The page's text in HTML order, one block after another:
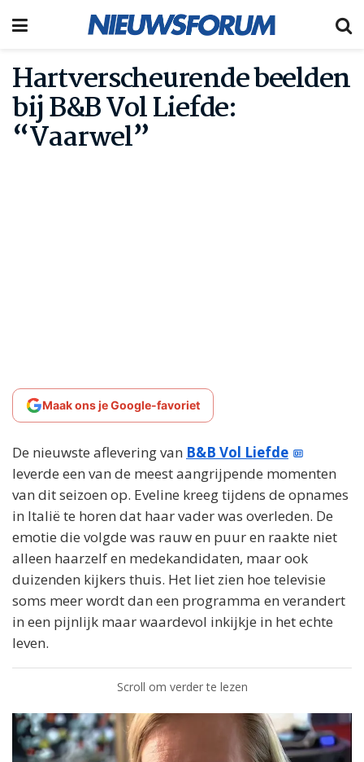
Hartverscheurende beelden
bij B&B Vol Liefde:
“Vaarwel”
Maak ons je Google-favoriet
De nieuwste aflevering van B&B Vol Liefde
leverde een van de meest aangrijpende momenten
van dit seizoen op. Eveline kreeg tijdens de opnames
in Italië te horen dat haar vader was overleden. De
emotie die volgde was rauw en puur en raakte niet
alleen haarzelf en medekandidaten, maar ook
duizenden kijkers thuis. Het liet zien hoe televisie
soms meer wordt dan een programma en verandert
in een pijnlijk maar waardevol inkijkje in het echte
leven.
Scroll om verder te lezen